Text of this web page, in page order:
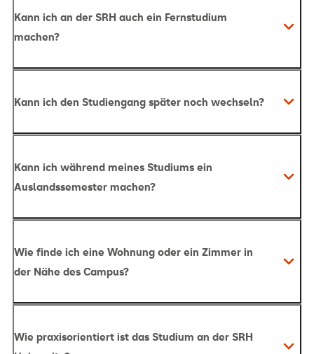
Bachelor-Programme: Diese Grundstudiengänge
praxisorientierte Inhalte, um dich optimal auf den
Berufseinstieg oder weiterführende Studien
Programmen!
Bachelor-Abschluss kannst du dich in unseren
dein Fachgebiet eintauchen, um
Führungspositionen oder eine wissenschaftliche
Programmen!
MBA-Programme: Unsere spezialisierten MBA-
Kann ich an der SRH auch ein Fernstudium
machen?
Kann ich den Studiengang später noch wechseln?
Kann ich während meines Studiums ein
Auslandssemester machen?
Wie finde ich eine Wohnung oder ein Zimmer in
der Nähe des Campus?
Wie praxisorientiert ist das Studium an der SRH